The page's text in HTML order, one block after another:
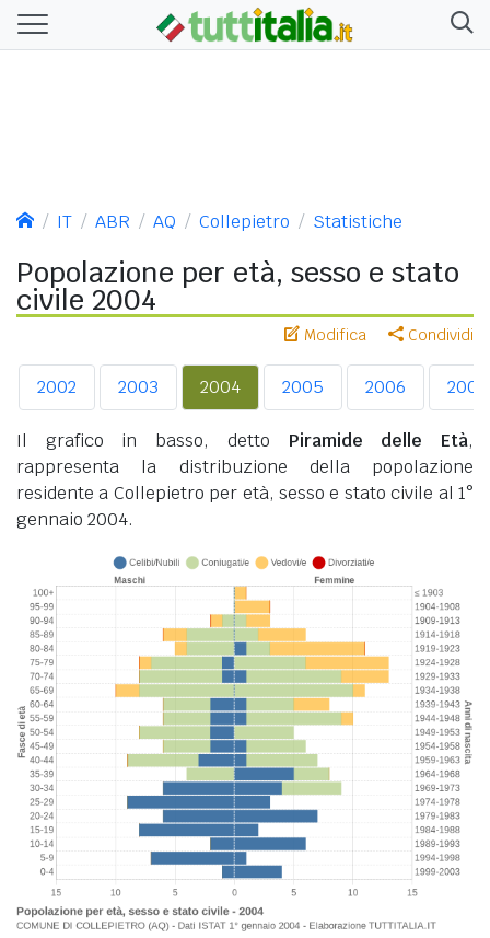
IT ABR AQ Collepietro Statistiche
Popolazione per età, sesso e stato
civile 2004
Modifica Condividi
2002 2003 2004 2005 2006 2007
Il grafico in basso, detto Piramide delle Età,
rappresenta la distribuzione della popolazione
residente a Collepietro per età, sesso e stato civile al 1°
gennaio 2004.